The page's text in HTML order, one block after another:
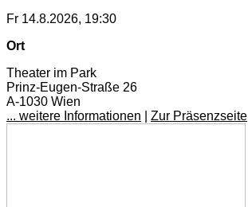
Fr 14.8.2026, 19:30
Ort
Theater im Park
Prinz-Eugen-Straße 26
A-1030 Wien
... weitere Informationen
Zur Präsenzseite